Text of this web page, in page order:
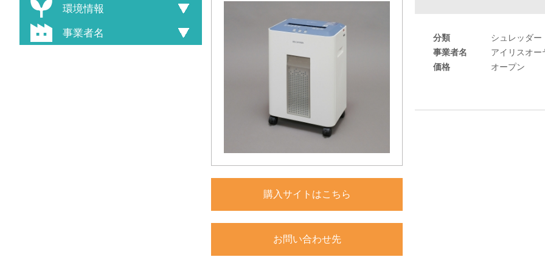
環境情報
事業者名
購入サイトはこちら
お問い合わせ先
分類
シュレッダー
事業者名
アイリスオー
価格
オープン